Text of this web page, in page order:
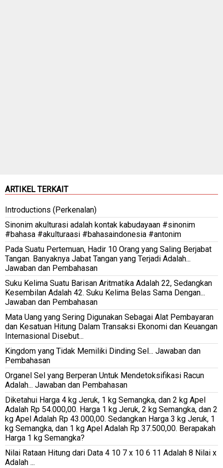
ARTIKEL TERKAIT
Introductions (Perkenalan)
Sinonim akulturasi adalah kontak kabudayaan #sinonim
#bahasa #akulturaasi #bahasaindonesia #antonim
Pada Suatu Pertemuan, Hadir 10 Orang yang Saling Berjabat
Tangan. Banyaknya Jabat Tangan yang Terjadi Adalah...
Jawaban dan Pembahasan
Suku Kelima Suatu Barisan Aritmatika Adalah 22, Sedangkan
Kesembilan Adalah 42. Suku Kelima Belas Sama Dengan...
Jawaban dan Pembahasan
Mata Uang yang Sering Digunakan Sebagai Alat Pembayaran
dan Kesatuan Hitung Dalam Transaksi Ekonomi dan Keuangan
Internasional Disebut...
Kingdom yang Tidak Memiliki Dinding Sel... Jawaban dan
Pembahasan
Organel Sel yang Berperan Untuk Mendetoksifikasi Racun
Adalah... Jawaban dan Pembahasan
Diketahui Harga 4 kg Jeruk, 1 kg Semangka, dan 2 kg Apel
Adalah Rp 54.000,00. Harga 1 kg Jeruk, 2 kg Semangka, dan 2
kg Apel Adalah Rp 43.000,00. Sedangkan Harga 3 kg Jeruk, 1
kg Semangka, dan 1 kg Apel Adalah Rp 37.500,00. Berapakah
Harga 1 kg Semangka?
Nilai Rataan Hitung dari Data 4 10 7 x 10 6 11 Adalah 8 Nilai x
Adalah ...